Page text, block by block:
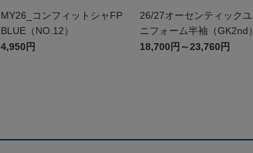
MY26_コンフィットシャFP
BLUE（NO.12）
4,950円
26/27オーセンティックユ
ニフォーム半袖（GK2nd）
18,700円～23,760円